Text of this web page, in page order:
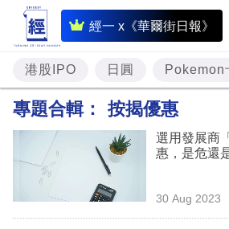
經一 x《華爾街日報》
即
時
財
經
題
投
資
港股IPO 日圓 Pokemon
專題合輯： 按揭優惠
選用發展商
惠，是危還
30 Aug 2023